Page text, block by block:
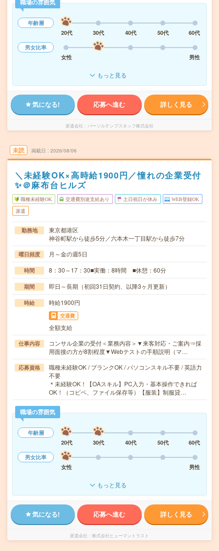
職場の雰囲気
年齢層
20代
30代 40代 50代
60代
男女比率
女性
男性
もっと見る
気になる! 応募へ進む 詳しく見る
派遣会社 パーソルテンプスタッフ株式会社
未読 掲載日 2026/08/06
＼未経験OK×高時給1900円／憧れの企業受付
✨＠麻布台ヒルズ
職種未経験OK 交通費別途支給あり 土日祝日が休み WEB登録OK
派遣
勤務地
東京都港区
神谷町駅から徒歩5分／六本木一丁目駅から徒歩7分
曜日頻度 月～金の週5日
時間 8：30～17：30■実働：8時間 ■休憩：60分
期間 即日～長期（初回31日契約、以降3ヶ月更新）
時給 時給1900円
交通費
全額支給
仕事内容
コンサル企業の受付＜業務内容＞▼来客対応・ご案内⇒採
用面接の方が8割程度▼Webテストの手順説明（マ…
応募資格
職種未経験OK / ブランクOK / パソコンスキル不要 / 英語力
不要
＊未経験OK！【OAスキル】PC入力・基本操作できれば
OK！（コピペ、ファイル保存等）【服装】制服貸…
職場の雰囲気
年齢層
20代
30代 40代 50代
60代
男女比率
女性
男性
もっと見る
気になる! 応募へ進む 詳しく見る
派遣会社 株式会社ヒューマントラスト